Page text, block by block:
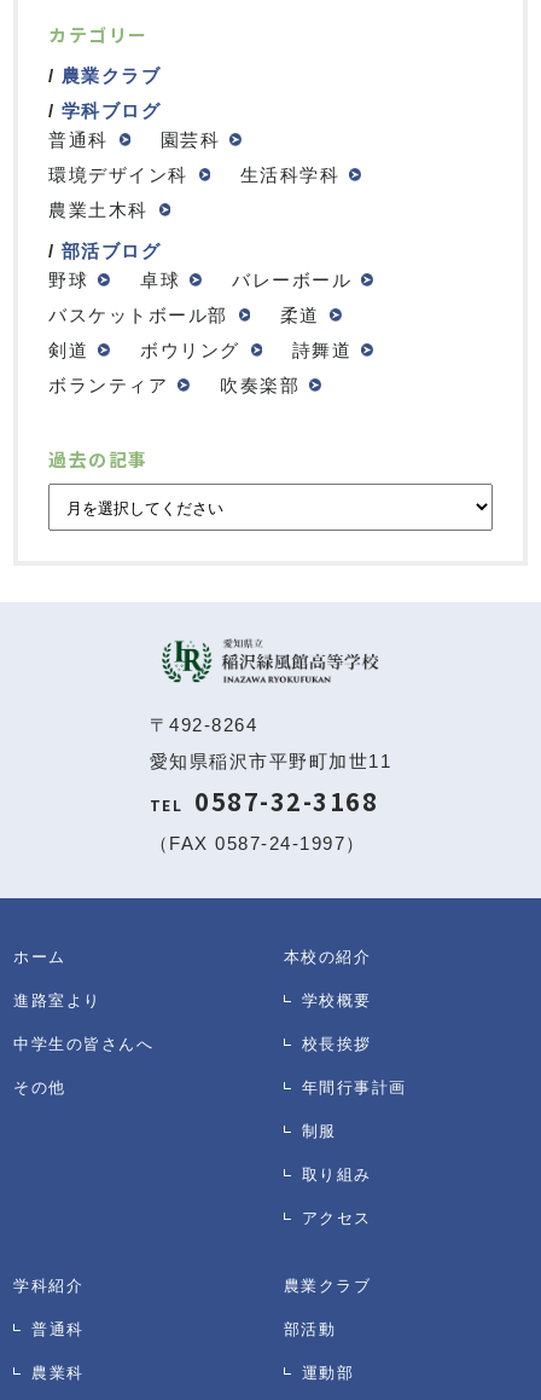
カテゴリー
農業クラブ
学科ブログ
普通科
園芸科
環境デザイン科
生活科学科
農業土木科
部活ブログ
野球
卓球
バレーボール
バスケットボール部
柔道
剣道
ボウリング
詩舞道
ボランティア
吹奏楽部
過去の記事
〒492-8264
愛知県稲沢市平野町加世11
TEL 0587-32-3168
（FAX 0587-24-1997）
ホーム
進路室より
中学生の皆さんへ
その他
本校の紹介
学校概要
校長挨拶
年間行事計画
制服
取り組み
アクセス
学科紹介
普通科
農業科
農業クラブ
部活動
運動部